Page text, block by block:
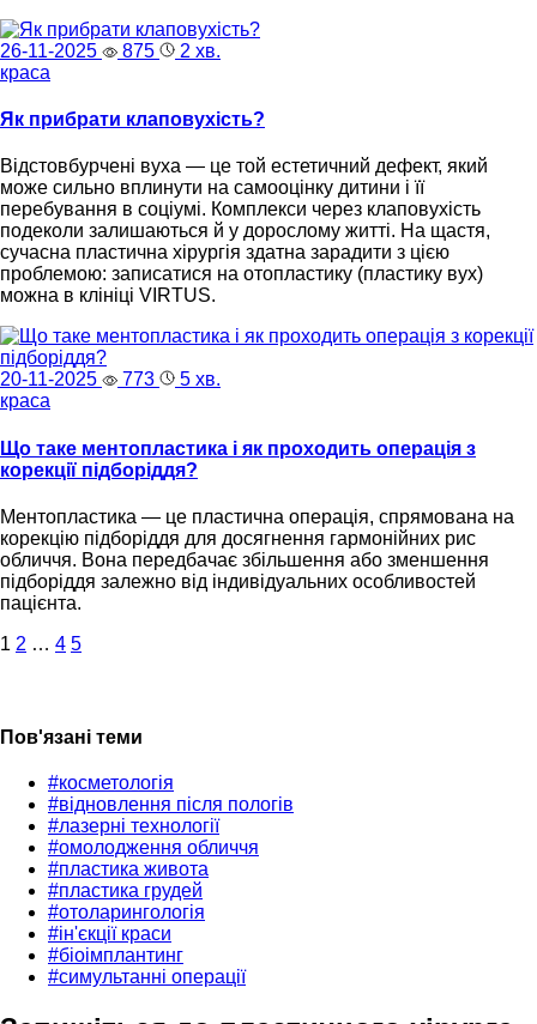
26-11-2025 875
2 хв.
краса
Як прибрати клаповухість?
Відстовбурчені вуха — це той естетичний дефект, який
може сильно вплинути на самооцінку дитини і її
перебування в соціумі. Комплекси через клаповухість
подеколи залишаються й у дорослому житті. На щастя,
сучасна пластична хірургія здатна зарадити з цією
проблемою: записатися на отопластику (пластику вух)
можна в клініці VIRTUS.
20-11-2025 773
5 хв.
краса
Що таке ментопластика і як проходить операція з
корекції підборіддя?
Ментопластика — це пластична операція, спрямована на
корекцію підборіддя для досягнення гармонійних рис
обличчя. Вона передбачає збільшення або зменшення
підборіддя залежно від індивідуальних особливостей
пацієнта.
1 2 … 4 5
Пов'язані теми
#косметологiя
#відновлення після пологів
#лазерні технології
#омолодження обличчя
#пластика живота
#пластика грудей
#отоларингологія
#ін'єкції краси
#біоімплантинг
#симультанні операції